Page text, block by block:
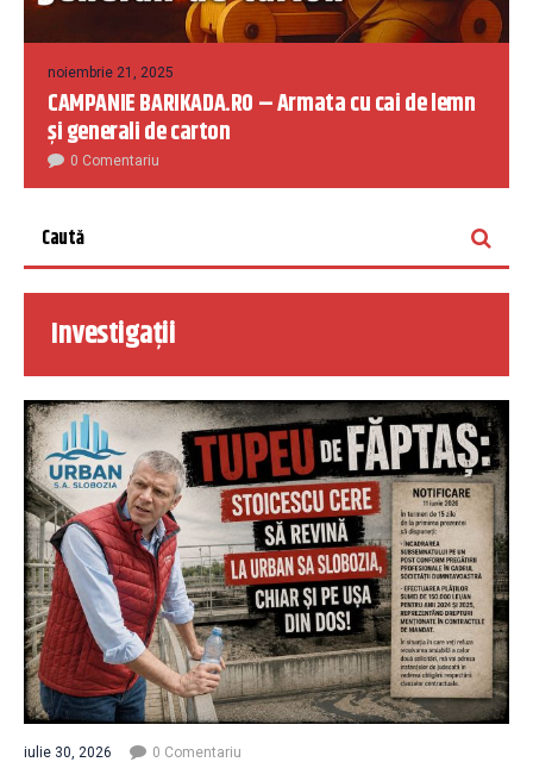
noiembrie 21, 2025
CAMPANIE BARIKADA.RO – Armata cu cai de lemn
și generali de carton
0 Comentariu
Investigații
iulie 30, 2026 0 Comentariu